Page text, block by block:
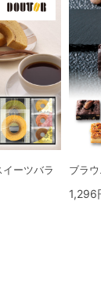
イーツバラ
ブラ
1,296